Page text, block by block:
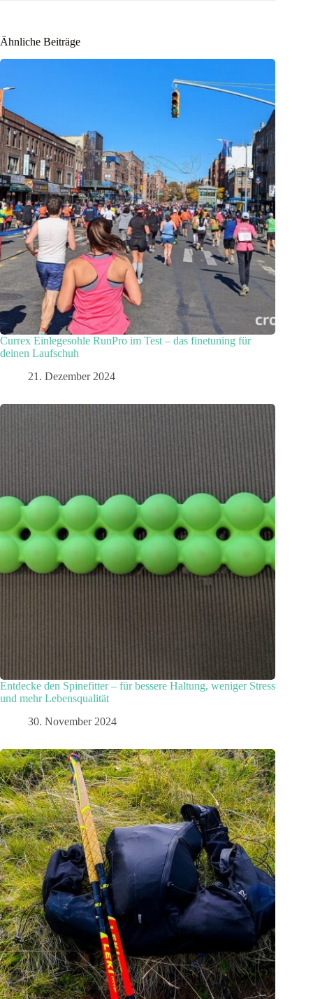
Ähnliche Beiträge
Currex Einlegesohle RunPro im Test – das finetuning für
deinen Laufschuh
21. Dezember 2024
Entdecke den Spinefitter – für bessere Haltung, weniger Stress
und mehr Lebensqualität
30. November 2024